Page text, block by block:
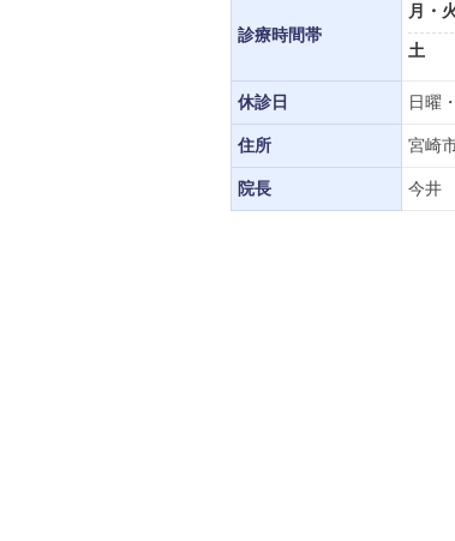
診療時間帯
月・
土
休診日 日曜
住所 宮崎
院長 今井